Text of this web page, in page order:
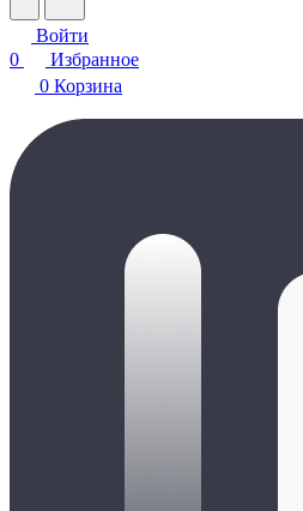
Войти
0
Избранное
0 Корзина